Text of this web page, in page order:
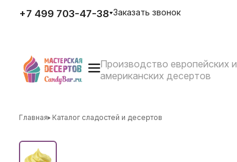
Главная Каталог сладостей и десертов
+7 499 703-47-38
E-mail
zakaz@candybar.ru
Адрес
Режим работы
Заказать звонок
Производство европейских и
американских десертов